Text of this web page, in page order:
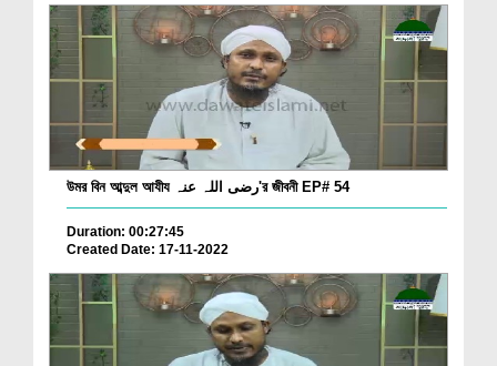
উমর বিন আব্দুল আযীয رضی اللہ عنہ'র জীবনী EP# 54
Duration: 00:27:45
Created Date: 17-11-2022